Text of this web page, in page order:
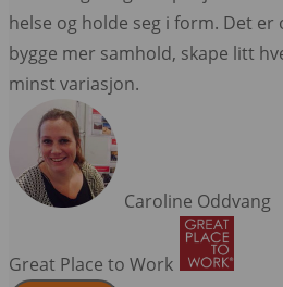
helse og holde seg i form. Det er
bygge mer samhold, skape litt
minst variasjon.
Caroline Oddvang
Great Place to Work